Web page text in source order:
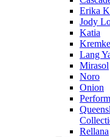
Erika
Jody
Katia
Kremke
Lang
Mirasol
Noro
Onion
Rellana